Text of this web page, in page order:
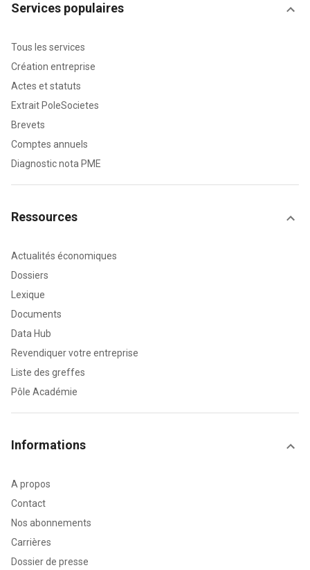
Services populaires
Tous les services
Création entreprise
Actes et statuts
Extrait PoleSocietes
Brevets
Comptes annuels
Diagnostic nota PME
Ressources
Actualités économiques
Dossiers
Lexique
Documents
Data Hub
Revendiquer votre entreprise
Liste des greffes
Pôle Académie
Informations
A propos
Contact
Nos abonnements
Carrières
Dossier de presse